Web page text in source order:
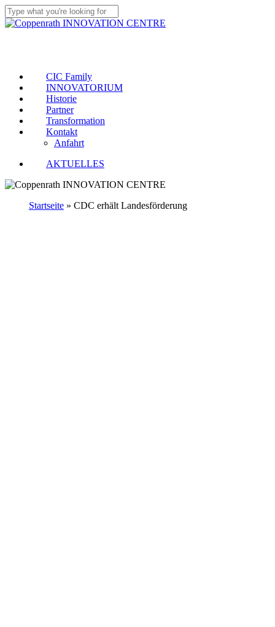
Skip
to
Close
CIC Family
INNOVATORIUM
Historie
Partner
Transformation
Kontakt
Anfahrt
AKTUELLES
Startseite» CDC erhält Landesförderung